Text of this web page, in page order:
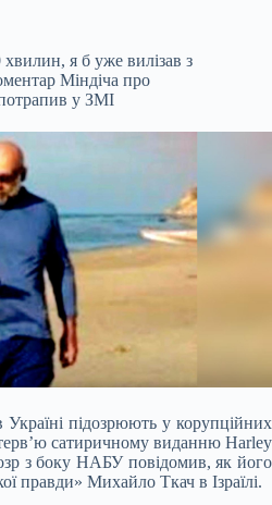
я б уже вилізав з
Міндіча про
потрапив у ЗМІ
підозрюють у корупційних
сатиричному виданню Harley
з боку НАБУ повідомив, як його
правди» Михайло Ткач в Ізраїлі.